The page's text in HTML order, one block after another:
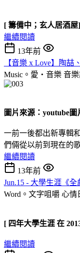
[ 籌備中；玄人居酒屋]
繼續閱讀
13年前
【音樂 x Love】陶喆
Music。愛‧音樂 音
圖片來源：youtube
一前一後都出新專輯
們倆從以前到現在的
繼續閱讀
13年前
Jun.15 - 大學生涯《全
Word。文字咀嚼 心情
[ 四年大學生涯 在
繼續閱讀